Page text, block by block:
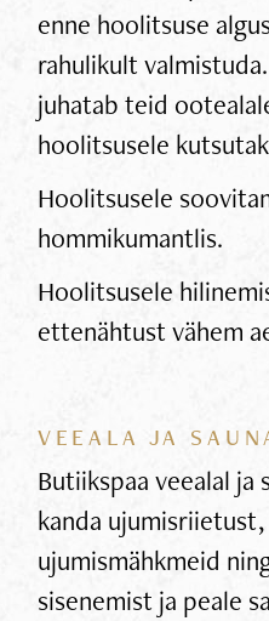
enne hoolitsuse
rahulikult
juhatab teid
hoolitsusele
Hoolitsusele
hommikumantlis.
Hoolitsusele
ettenähtust vähem
VEEALA JA
Butiikspaa veealal ja
kanda
ujumismähkmeid
sisenemist ja peale